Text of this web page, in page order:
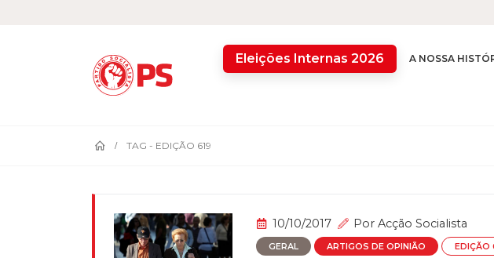
Eleições Internas 2026 A NOSSA
TAG - EDIÇÃO 619
10/10/2017 Por Acção Socialista
GERAL ARTIGOS DE OPINIÃO EDIÇÃO